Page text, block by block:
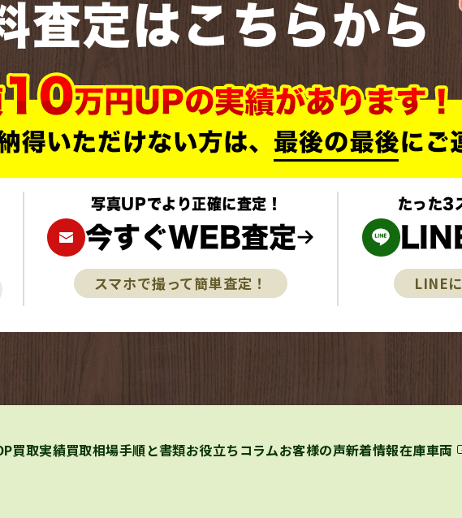
査定はこちらから
写真UPでより正確に査定！
今すぐWEB査定
スマホで撮って簡単査定！
たった3
LINE
買取実績買取相場手順と書類お役立ちコラムお客様の声新着情報在庫車両